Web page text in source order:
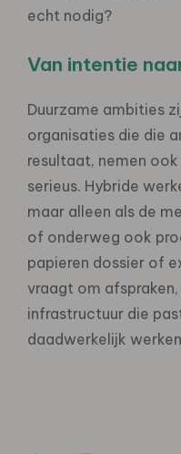
echt nodig?
Van intentie
Duurzame ambities
organisaties die die
resultaat, nemen
serieus. Hybride
maar alleen als de
of onderweg ook
papieren dossier of
vraagt om
infrastructuur die
daadwerkelijk